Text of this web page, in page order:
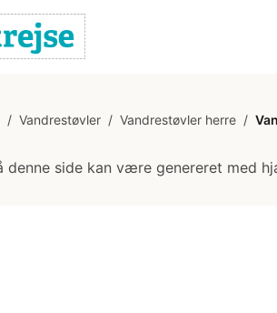
/ Vandrestøvler / Vandrestøvler herre /
denne side kan være genereret med